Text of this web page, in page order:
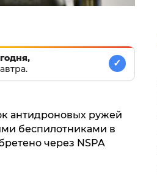
✓
антидроновых ружей
беспилотниками в
через NSPA